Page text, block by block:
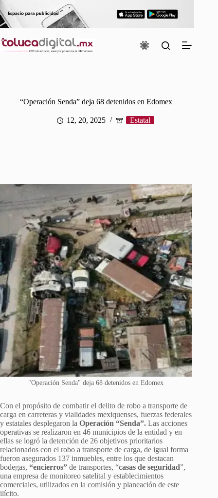
Saltar
al
contenido
“Operación Senda” deja 68 detenidos en Edomex
12, 20, 2025 Estatal
"Operación Senda" deja 68 detenidos en Edomex
Con el propósito de combatir el delito de robo a transporte de
carga en carreteras y vialidades mexiquenses, fuerzas federales
y estatales desplegaron la Operación “Senda”. Las acciones
operativas se realizaron en 46 municipios de la entidad y en
ellas se logró la detención de 26 objetivos prioritarios
relacionados con el robo a transporte de carga, de igual forma
fueron asegurados 137 inmuebles, entre los que destacan
bodegas, “encierros” de transportes, “casas de seguridad”,
una empresa de monitoreo satelital y establecimientos
comerciales, utilizados en la comisión y planeación de este
ilícito.